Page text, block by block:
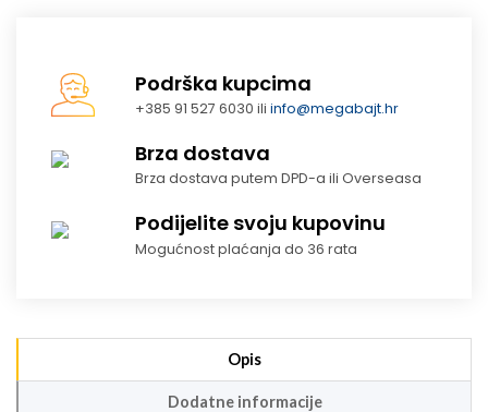
Podrška kupcima
+385 91 527 6030 iliinfo@megabajt.hr
Brza dostava
Brza dostava putem DPD-a ili Overseasa
Podijelite svoju kupovinu
Mogućnost plaćanja do 36 rata
Opis
Dodatne informacije